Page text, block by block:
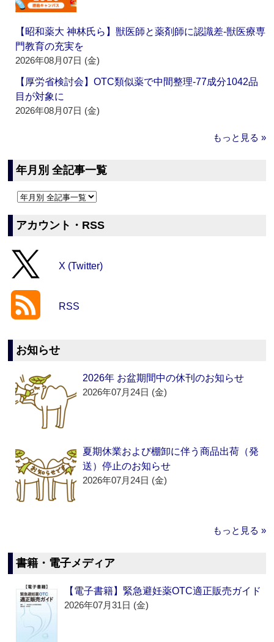
【昭和薬大 神林氏ら】獣医師と薬剤師に認識差‐獣医療専
門教育の充実を
2026年08月07日 (金)
【厚労省検討会】OTC類似薬で中間整理‐77成分1042品
目が対象に
2026年08月07日 (金)
もっと見る »
年月別 全記事一覧
アカウント・RSS
X (Twitter)
RSS
お知らせ
2026年 お盆期間中の休刊のお知らせ
2026年07月24日 (金)
夏期休業および棚卸に伴う商品出荷（発
送）停止のお知らせ
2026年07月24日 (金)
もっと見る »
書籍・電子メディア
【電子書籍】緊急避妊薬OTC適正販売ガイド
2026年07月31日 (金)